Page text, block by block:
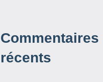
Commentaires
récents